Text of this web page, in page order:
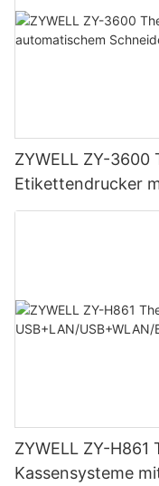
ZYWELL ZY-
Etikettendrucker
ZYWELL ZY-
Kassensysteme